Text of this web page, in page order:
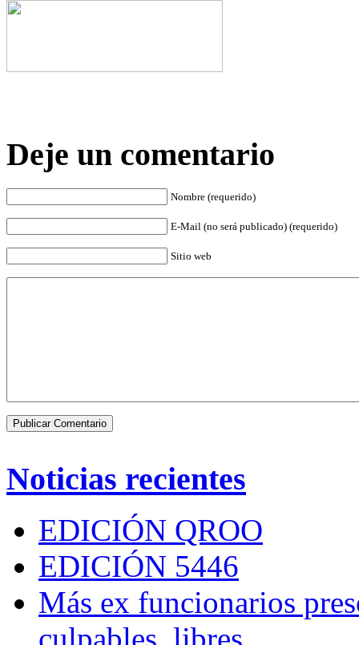
Deje un comentario
Nombre (requerido)
E-Mail (no será publicado) (requerido)
Sitio web
Noticias recientes
EDICIÓN QROO
EDICIÓN 5446
Más ex funcionarios